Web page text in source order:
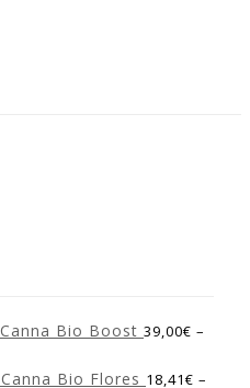
Canna Bio Boost 39,00€ –
Canna Bio Flores 18,41€ –